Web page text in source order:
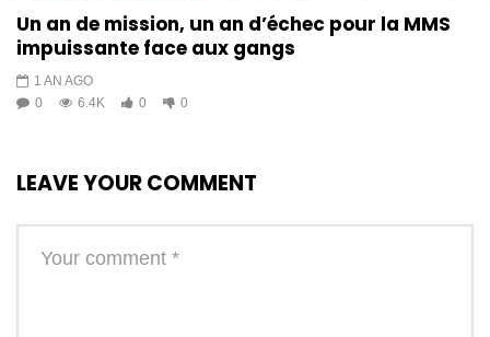
Un an de mission, un an d’échec pour la MMS
impuissante face aux gangs
1 AN AGO
0
6.4K 0 0
LEAVE YOUR COMMENT